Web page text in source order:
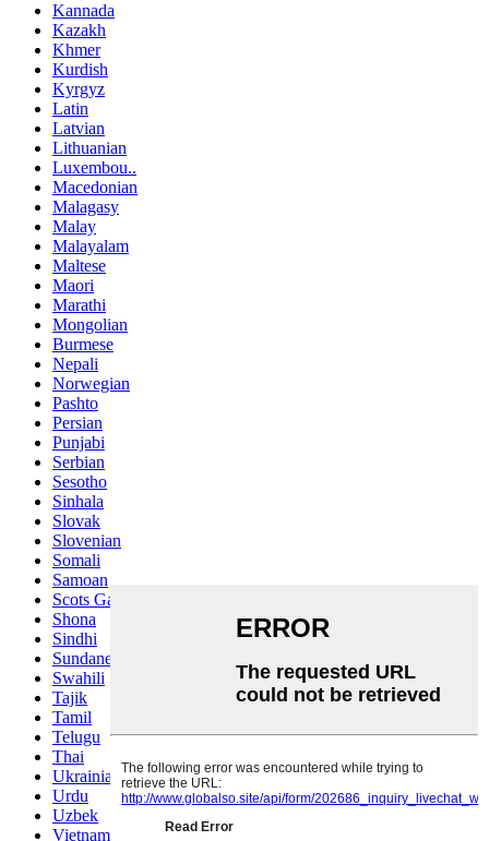
Kannada
Kazakh
Khmer
Kurdish
Kyrgyz
Latin
Latvian
Lithuanian
Luxembou..
Macedonian
Malagasy
Malay
Malayalam
Maltese
Maori
Marathi
Mongolian
Burmese
Nepali
Norwegian
Pashto
Persian
Punjabi
Serbian
Sesotho
Sinhala
Slovak
Slovenian
Somali
Samoan
Scots Gaelic
Shona
Sindhi
Sundanese
Swahili
Tajik
Tamil
Telugu
Thai
Ukrainian
Urdu
Uzbek
Vietnamese